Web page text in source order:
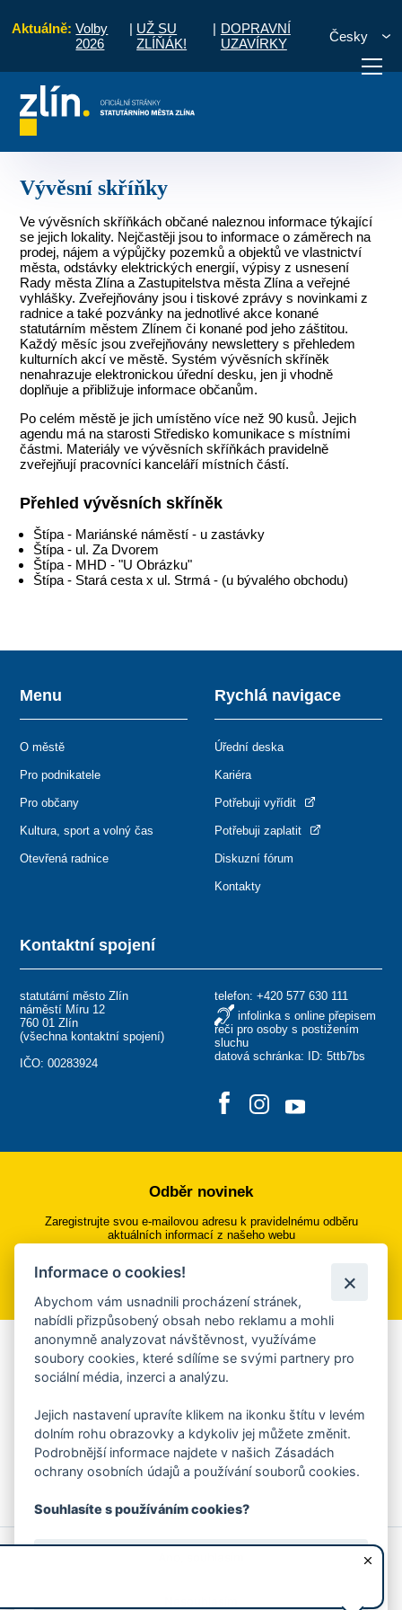
Aktuálně: Volby
2026
| UŽ SU
ZLÍŇÁK!
| DOPRAVNÍ
UZAVÍRKY
Česky
vyřídit Potřebuji zaplatit
Vývěsní skříňky
Ve vývěsních skříňkách občané naleznou informace týkající
se jejich lokality. Nejčastěji jsou to informace o záměrech na
prodej, nájem a výpůjčky pozemků a objektů ve vlastnictví
města, odstávky elektrických energií, výpisy z usnesení
Rady města Zlína a Zastupitelstva města Zlína a veřejné
vyhlášky. Zveřejňovány jsou i tiskové zprávy s novinkami z
radnice a také pozvánky na jednotlivé akce konané
statutárním městem Zlínem či konané pod jeho záštitou.
Každý měsíc jsou zveřejňovány newslettery s přehledem
kulturních akcí ve městě. Systém vývěsních skříněk
nenahrazuje elektronickou úřední desku, jen ji vhodně
doplňuje a přibližuje informace občanům.
Po celém městě je jich umístěno více než 90 kusů. Jejich
agendu má na starosti Středisko komunikace s místními
částmi. Materiály ve vývěsních skříňkách pravidelně
zveřejňují pracovníci kanceláří místních částí.
Přehled vývěsních skříněk
Štípa - Mariánské náměstí - u zastávky
Štípa - ul. Za Dvorem
Štípa - MHD - "U Obrázku"
Štípa - Stará cesta x ul. Strmá - (u bývalého obchodu)
Kontaktní spojení
statutární město Zlín
náměstí Míru 12
760 01 Zlín
(všechna kontaktní spojení)
IČO: 00283924
telefon: +420 577 630 111
infolinka s online přepisem
řeči pro osoby s postižením
sluchu
datová schránka: ID: 5ttb7bs
Menu
O městě
Pro podnikatele
Pro občany
Kultura, sport a volný čas
Otevřená radnice
Rychlá navigace
Úřední deska
Kariéra
Potřebuji vyřídit
Potřebuji zaplatit
Diskuzní fórum
Kontakty
Odběr novinek
Zaregistrujte svou e-mailovou adresu k pravidelnému odběru
aktuálních informací z našeho webu
Přihlásit se k odběru
Aplikace Mobilní rozhlas
Chcete dostávat do svého mobilu či mailu upozornění na
ankety, pozvánky na kulturní a sportovní akce?
Více informací o aplikaci
© 2026 Magistrát města Zlína
Prohlášení o používání cookies
Informace o cookies!
Abychom vám usnadnili procházení stránek,
nabídli přizpůsobený obsah nebo reklamu a mohli
anonymně analyzovat návštěvnost, využíváme
soubory cookies, které sdílíme se svými partnery pro
sociální média, inzerci a analýzu.
Jejich nastavení upravíte klikem na ikonku štítu v levém
dolním rohu obrazovky a kdykoliv jej můžete změnit.
Podrobnější informace najdete v našich Zásadách
ochrany osobních údajů a používání souborů cookies.
Souhlasíte s používáním cookies?